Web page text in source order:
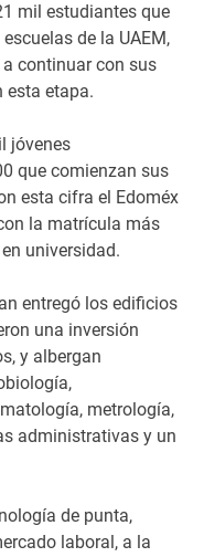
mil estudiantes que
de la UAEM,
continuar con sus
esta etapa.
jóvenes
que comienzan sus
esta cifra el Edoméx
la matrícula más
universidad.
entregó los edificios
una inversión
y albergan
metrología,
administrativas y un
de punta,
laboral, a la